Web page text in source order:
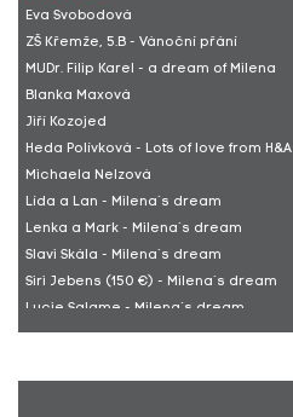
Eva Svobodová
ZŠ Křemže, 5.B - Vánoční přání
MUDr. Filip Karel - a dream of Milena
Blanka Maxová
Jiří Kozojed
Heda Polívková - Lots of love from H&A
Michaela Nelzová
Lída a Lan - Milena´s dream
Lenka a Mark - Milena´s dream
Slavi Skála - Milena´s dream
Siri Jebens (150 €) - Milena´s dream
Lucie Salame - Milena´s dream
Siri Ellen Sletner, Norway Oslo